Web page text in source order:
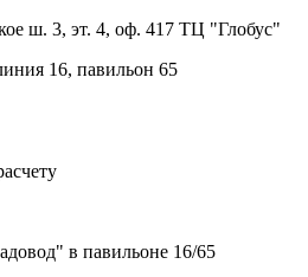
ш. 3, эт. 4, оф. 417 ТЦ "Глобус"
16, павильон 65
в павильоне 16/65